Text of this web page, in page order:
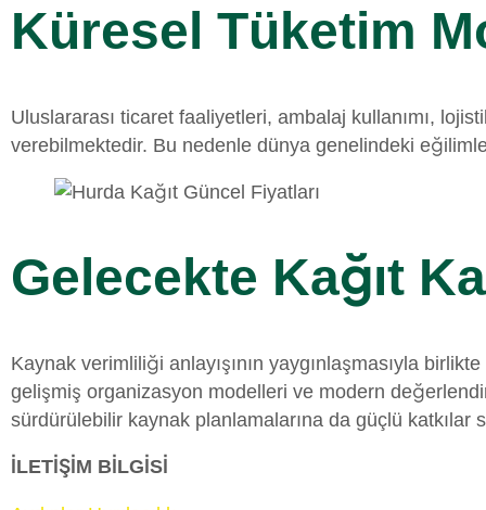
Küresel Tüketim
Uluslararası ticaret faaliyetleri, ambalaj kullanımı,
verebilmektedir. Bu nedenle dünya genelindeki
Gelecekte Kağıt
Kaynak verimliliği anlayışının yaygınlaşmasıyla
gelişmiş organizasyon modelleri ve modern
sürdürülebilir kaynak planlamalarına da güçlü
İLETİŞİM BİLGİSİ